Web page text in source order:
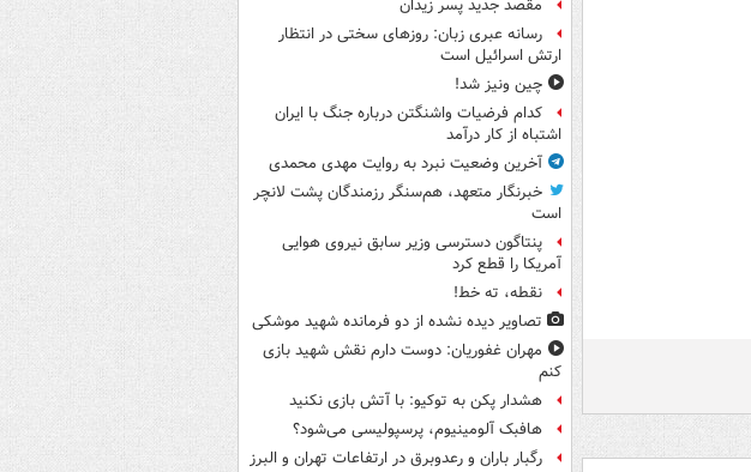
مقصد جدید پسر زیدان
رسانه عبری زبان: روزهای سختی در انتظار
ارتش اسرائیل است
چین ونیز شد!
کدام فرضیات واشنگتن درباره جنگ با ایران
اشتباه از کار درآمد
آخرین وضعیت نبرد به روایت مهدی محمدی
خبرنگار متعهد، هم‌سنگر رزمندگان پشت لانچر
است
پنتاگون دسترسی وزیر سابق نیروی هوایی
آمریکا را قطع کرد
نقطه، ته خط!
تصاویر دیده‌ نشده از دو فرمانده شهید موشکی
مهران غفوریان: دوست دارم نقش شهید بازی
کنم
هشدار پکن به توکیو: با آتش بازی نکنید
هافبک آلومینیوم، پرسپولیسی می‌شود؟
رگبار باران و رعدوبرق در ارتفاعات تهران و البرز